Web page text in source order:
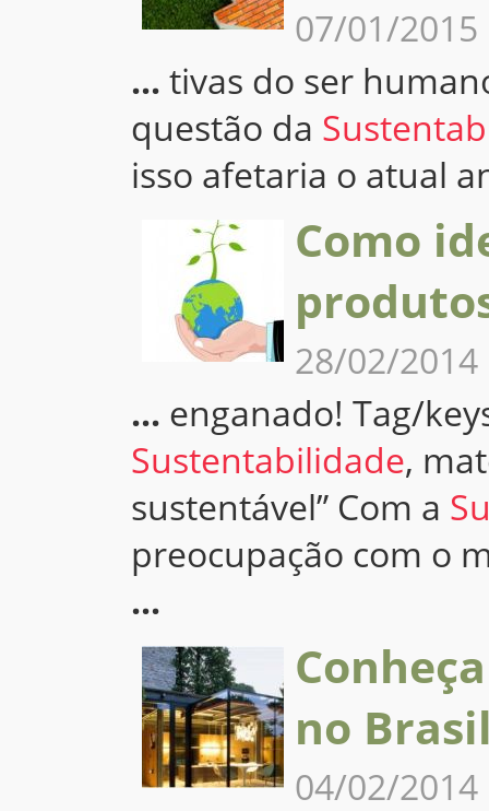
07/01/2015
... tivas do ser
questão da
isso afetaria o atual
Como
28/02/2014
... enganado! Tag/
Sustentabilidade,
sustentável” Com a
preocupação com o
...
no
04/02/2014